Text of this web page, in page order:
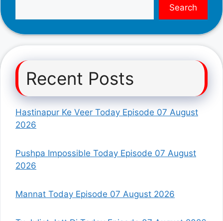
Search
Recent Posts
Hastinapur Ke Veer Today Episode 07 August
2026
Pushpa Impossible Today Episode 07 August
2026
Mannat Today Episode 07 August 2026